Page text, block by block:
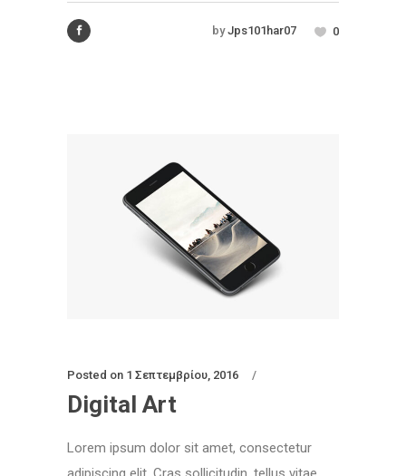
by Jps101har07 0
Posted on 1 Σεπτεμβρίου, 2016
Digital Art
Lorem ipsum dolor sit amet, consectetur